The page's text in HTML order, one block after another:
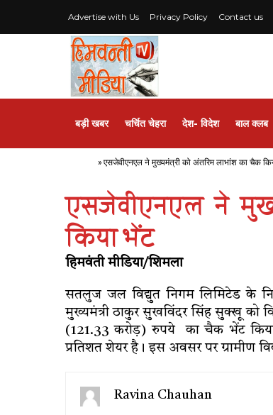
Advertise with Us Privacy Policy Contact us
बड़ी खबर चर्चित चेहरा देश- विदेश बाल क्लब
» एसजेवीएनएल ने मुख्यमंत्री को अंतरिम लाभांश का चैक
एसजेवीएनएल ने
किया भेंट
हिमवंती मीडिया/शिमला
सतलुज जल विद्युत निगम लिमिटेड के
मुख्यमंत्री ठाकुर सुखविंदर सिंह सुक्खू को
(121.33 करोड़) रुपये का चैक भेंट
प्रतिशत शेयर है। इस अवसर पर ग्रामीण
Ravina Chauhan